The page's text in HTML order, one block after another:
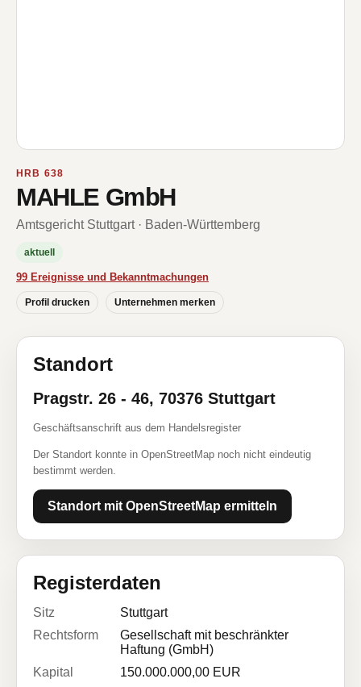
HRB 638
MAHLE GmbH
Amtsgericht Stuttgart · Baden-Württemberg
aktuell
99 Ereignisse und Bekanntmachungen
Profil drucken Unternehmen merken
Standort
Pragstr. 26 - 46, 70376 Stuttgart
Geschäftsanschrift aus dem Handelsregister
Der Standort konnte in OpenStreetMap noch nicht eindeutig
bestimmt werden.
Standort mit OpenStreetMap ermitteln
Registerdaten
Sitz
Stuttgart
Rechtsform
Gesellschaft mit beschränkter
Haftung (GmbH)
Kapital
150.000.000,00 EUR